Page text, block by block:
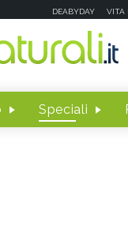
DEABYDAY VITA
Speciali